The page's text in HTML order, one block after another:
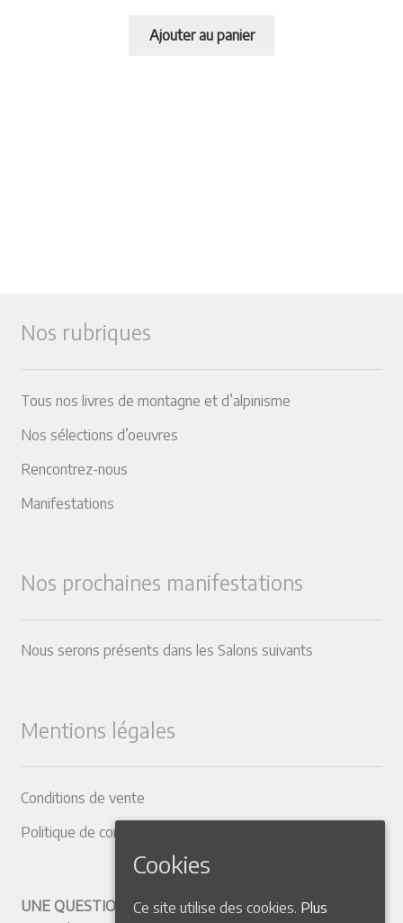
Ajouter au panier
Nos rubriques
Tous nos livres de montagne et d’alpinisme
Nos sélections d’oeuvres
Rencontrez-nous
Manifestations
Nos prochaines manifestations
Nous serons présents dans les Salons suivants
Mentions légales
Conditions de vente
Politique de confidentialité
UNE QUESTION ? CONTACTEZ-NOUS
Cookies
Ce site utilise des cookies. Plus